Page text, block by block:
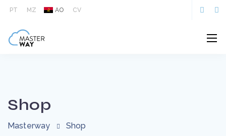
PT MZ AO CV
Shop
Masterway Shop